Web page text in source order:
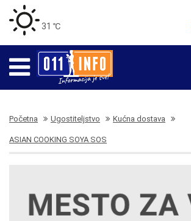
31 ℃
Početna Ugostiteljstvo Kućna dostava
ASIAN COOKING SOYA SOS